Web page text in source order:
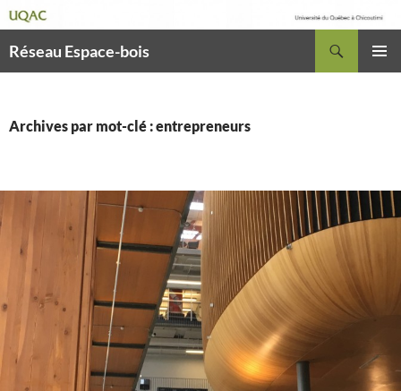
Réseau Espace-bois
Archives par mot-clé : entrepreneurs